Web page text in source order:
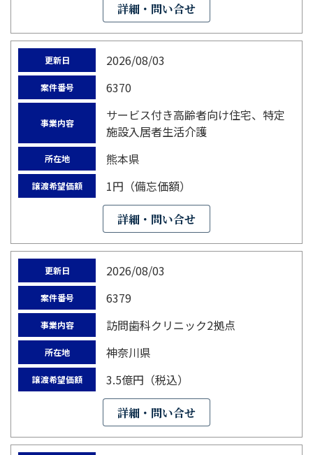
詳細・問い合せ
更新日 2026/08/03
案件番号 6370
事業内容
サービス付き高齢者向け住宅、特定
施設入居者生活介護
所在地 熊本県
譲渡希望価額 1円（備忘価額）
詳細・問い合せ
更新日 2026/08/03
案件番号 6379
事業内容 訪問歯科クリニック2拠点
所在地 神奈川県
譲渡希望価額 3.5億円（税込）
詳細・問い合せ